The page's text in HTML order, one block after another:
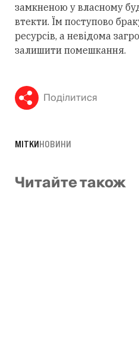
замкненою у власному
втекти. Їм поступово
ресурсів, а невідома
залишити помешкання.
Поділитися
МІТКИНОВИНИ
Читайте також